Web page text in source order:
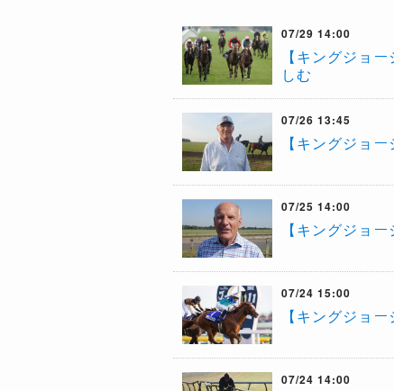
07/29 14:00
【キングジョ
しむ
07/26 13:45
【キングジョ
07/25 14:00
【キングジョ
07/24 15:00
【キングジョ
07/24 14:00